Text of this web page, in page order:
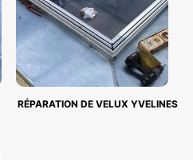
RÉPARATION DE VELUX YVELINES